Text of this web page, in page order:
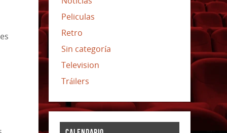
Peliculas
Retro
Sin categoría
Television
Tráilers